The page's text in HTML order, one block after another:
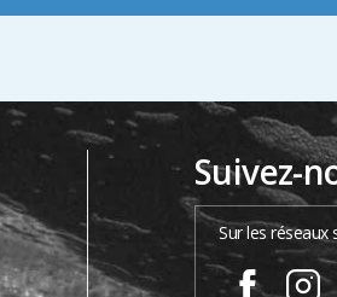
Suivez-
Sur les réseaux